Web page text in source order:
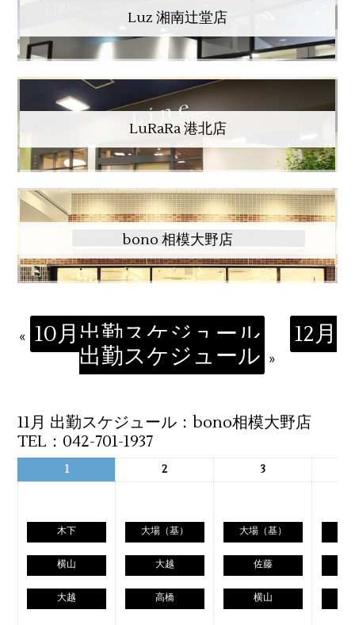
Luz 湘南辻堂店
LuRaRa 港北店
bono 相模大野店
« 10月出勤スケジュール 12月
出勤スケジュール »
11月 出勤スケジュール：bono相模大野店
TEL：042-701-1937
1 2 3
木下
横山
大越
大場（基）
大越
高橋
大場（基）
佐藤
横山